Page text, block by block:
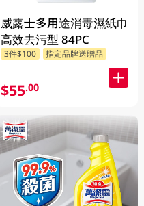
威露士多用途消毒濕紙巾
高效去污型 84PC
3件$100 指定品牌送贈品
$55.00